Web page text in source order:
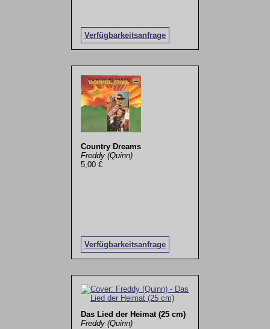
Verfügbarkeitsanfrage
Country Dreams
Freddy (Quinn)
5,00 €
Verfügbarkeitsanfrage
Das Lied der Heimat (25 cm)
Freddy (Quinn)